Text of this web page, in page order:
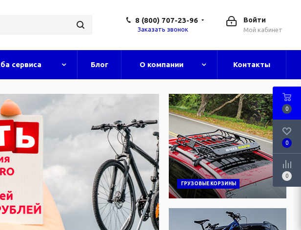
Войти
Мой кабинет
8 (800) 707-23-96
Заказать звонок
сервиса Блог О компании Контакты
ГРУЗОВЫЕ КОРЗИНЫ
0
0
0